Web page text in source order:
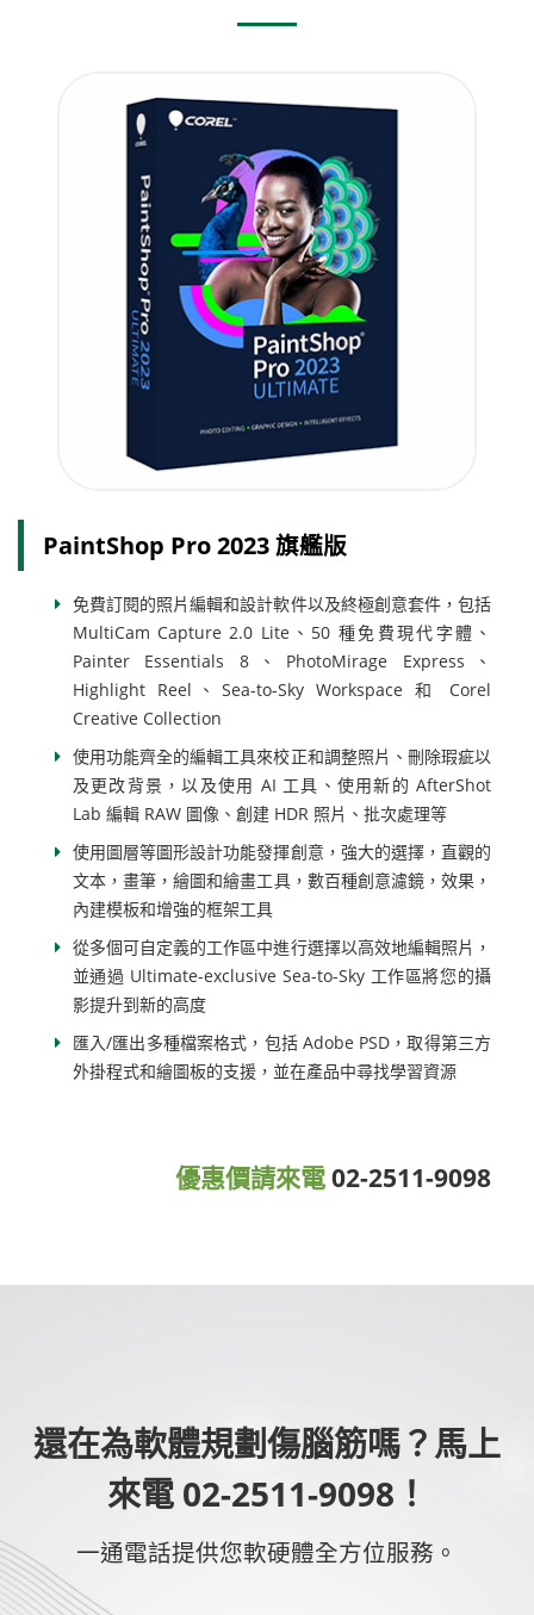
PaintShop Pro 2023 旗艦版
免費訂閱的照片編輯和設計軟件以及終極創意套件，包括
MultiCam Capture 2.0 Lite、50 種免費現代字體、
Painter Essentials 8、PhotoMirage Express、
Highlight Reel、Sea-to-Sky Workspace 和 Corel
Creative Collection
使用功能齊全的編輯工具來校正和調整照片、刪除瑕疵以
及更改背景，以及使用 AI 工具、使用新的 AfterShot
Lab 編輯 RAW 圖像、創建 HDR 照片、批次處理等
使用圖層等圖形設計功能發揮創意，強大的選擇，直觀的
文本，畫筆，繪圖和繪畫工具，數百種創意濾鏡，效果，
內建模板和增強的框架工具
從多個可自定義的工作區中進行選擇以高效地編輯照片，
並通過 Ultimate-exclusive Sea-to-Sky 工作區將您的攝
影提升到新的高度
匯入/匯出多種檔案格式，包括 Adob​​e PSD，取得第三方
外掛程式和繪圖板的支援，並在產品中尋找學習資源
優惠價請來電02-2511-9098
還在為軟體規劃傷腦筋嗎？馬上
來電 02-2511-9098！
一通電話提供您軟硬體全方位服務。